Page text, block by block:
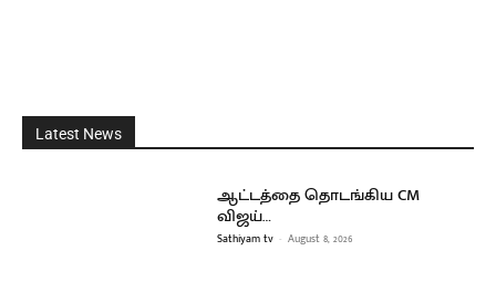
Latest News
ஆட்டத்தை தொடங்கிய CM
விஜய்…
Sathiyam tv - August 8, 2026